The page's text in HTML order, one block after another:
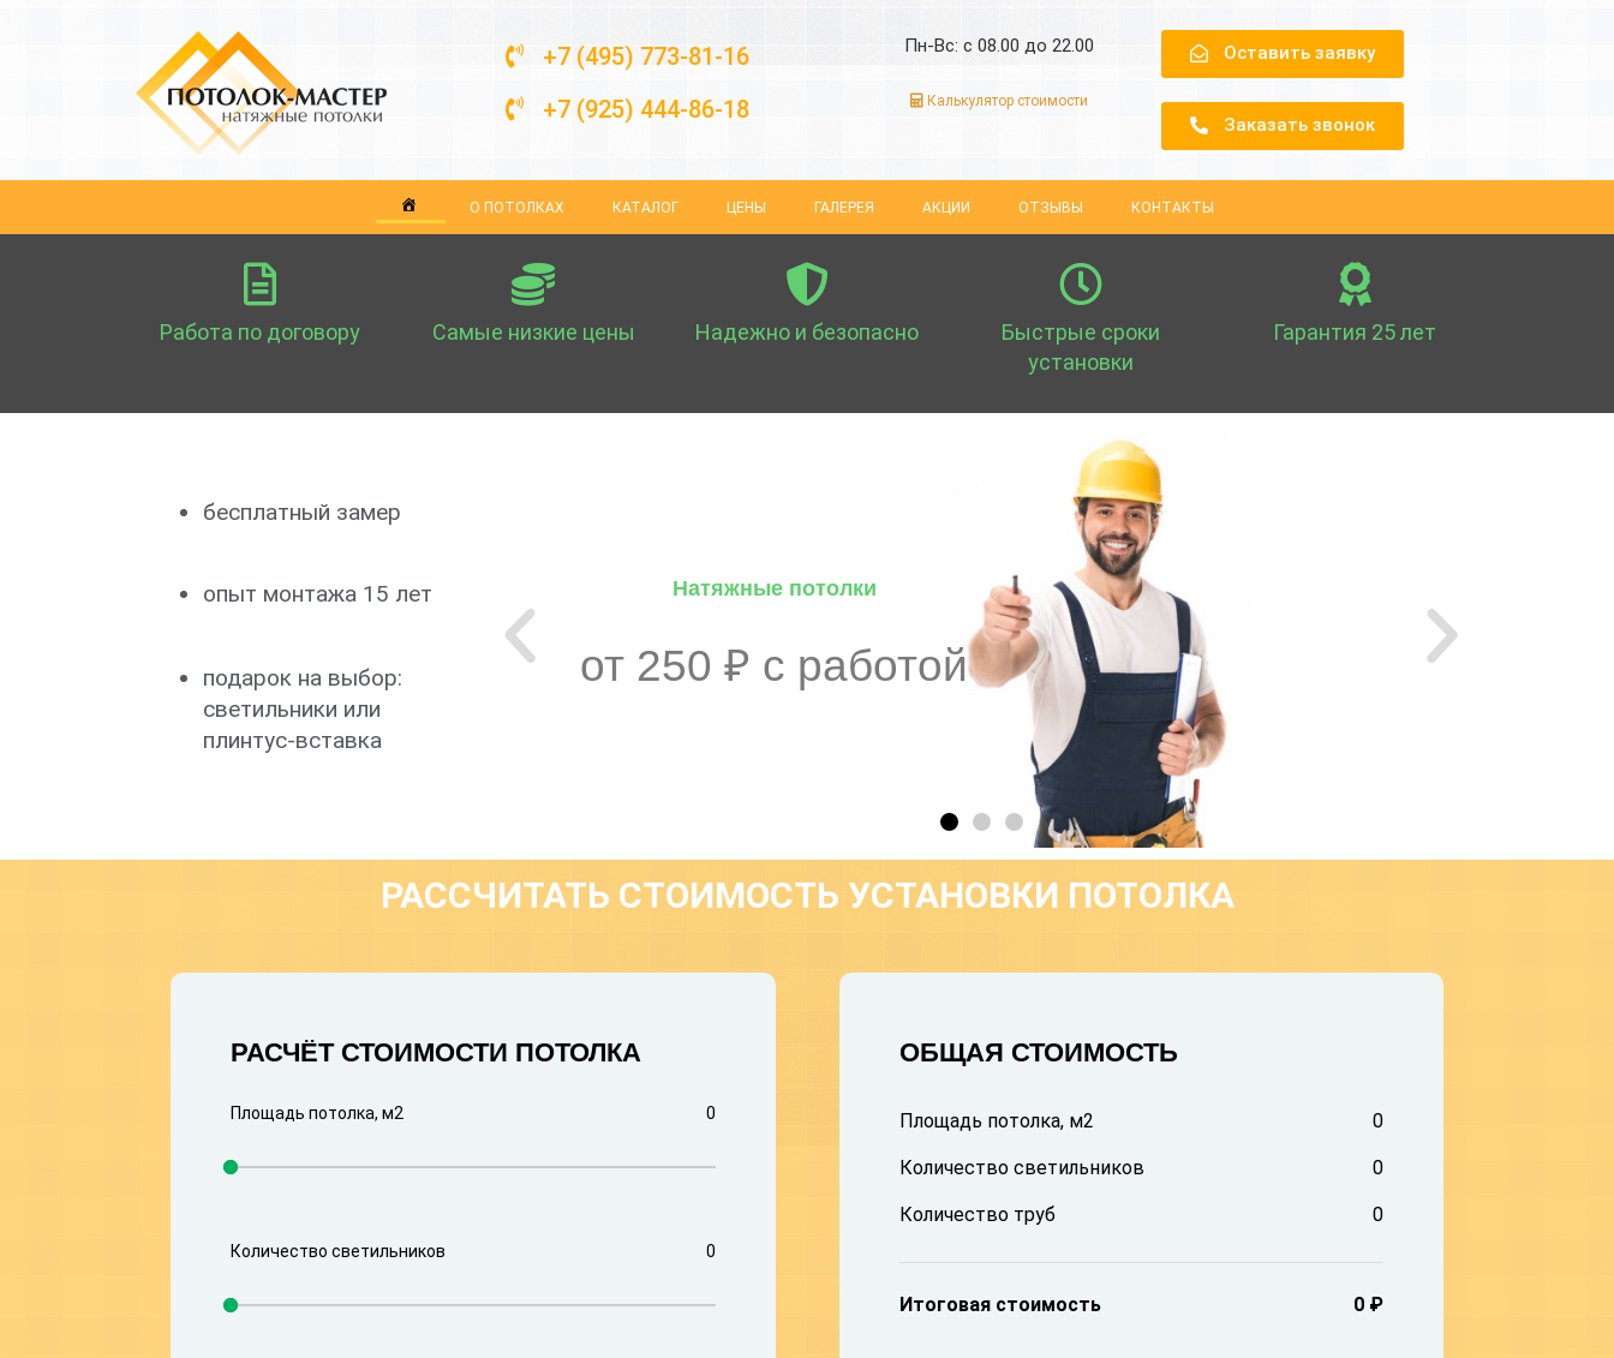
+7 (495) 773-81-16
+7 (925) 444-86-18
Пн-Вс: с 08.00 до 22.00
Калькулятор стоимости
Оставить заявку
Заказать звонок
О ПОТОЛКАХ КАТАЛОГ ЦЕНЫ ГАЛЕРЕЯ АКЦИИ ОТЗЫВЫ КОНТАКТЫ
Работа по договору Самые низкие цены Надежно и безопасно
Быстрые сроки
установки
Гарантия 25 лет
бесплатный замер
опыт монтажа 15 лет
подарок на выбор:
светильники или
плинтус-вставка
РАССЧИТАТЬ СТОИМОСТЬ УСТАНОВКИ ПОТОЛКА
РАСЧЁТ СТОИМОСТИ ПОТОЛКА
Площадь потолка, м2 0
Количество светильников 0
ОБЩАЯ СТОИМОСТЬ
Площадь потолка, м2 0
Количество светильников 0
Количество труб 0
Итоговая стоимость 0 ₽